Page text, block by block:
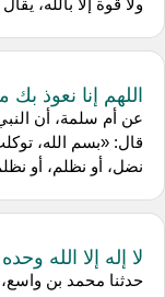
ولا قوة إلا بالله،
اللهم إنا نعوذ
عن أم سلمة، أن
قال: «بسم الله،
نضل، أو نظلم، أو
لا إله إلا الله
حدثنا محمد بن